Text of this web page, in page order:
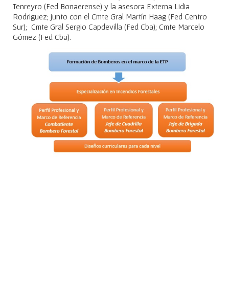
Tenreyro (Fed Bonaerense) y la asesora Externa Lidia
Rodriguez; junto con el Cmte Gral Martín Haag (Fed Centro
Sur); Cmte Gral Sergio Capdevilla (Fed Cba); Cmte Marcelo
Gómez (Fed Cba).